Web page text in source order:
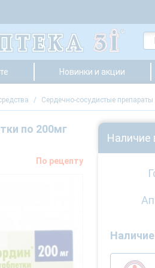
Новинки и акции
/ Сердечно-сосудистые препараты
по 200мг
По рецепту
Наличие